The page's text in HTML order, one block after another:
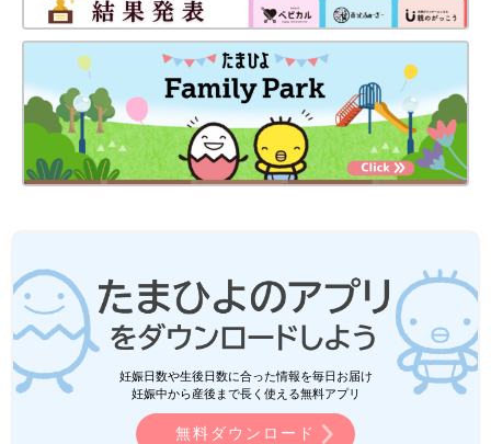
妊娠日数や生後日数に合った情報を毎日お届け
妊娠中から産後まで長く使える無料アプリ
無料ダウンロード